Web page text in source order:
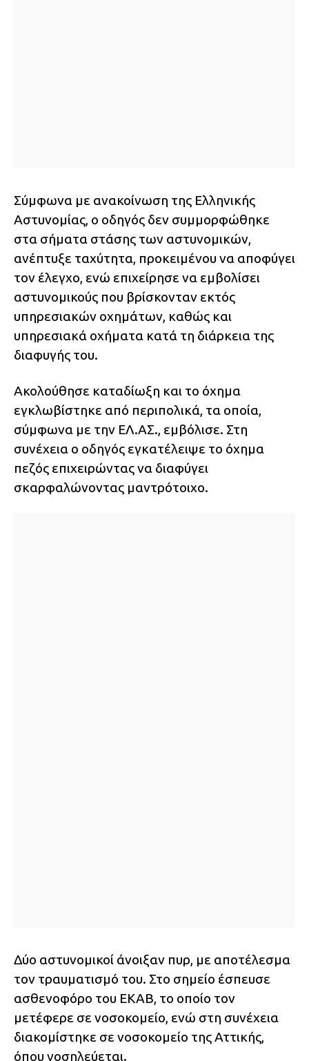
Σύμφωνα με ανακοίνωση της Ελληνικής
Αστυνομίας, ο οδηγός δεν συμμορφώθηκε
στα σήματα στάσης των αστυνομικών,
ανέπτυξε ταχύτητα, προκειμένου να αποφύγει
τον έλεγχο, ενώ επιχείρησε να εμβολίσει
αστυνομικούς που βρίσκονταν εκτός
υπηρεσιακών οχημάτων, καθώς και
υπηρεσιακά οχήματα κατά τη διάρκεια της
διαφυγής του.
Ακολούθησε καταδίωξη και το όχημα
εγκλωβίστηκε από περιπολικά, τα οποία,
σύμφωνα με την ΕΛ.ΑΣ., εμβόλισε. Στη
συνέχεια ο οδηγός εγκατέλειψε το όχημα
πεζός επιχειρώντας να διαφύγει
σκαρφαλώνοντας μαντρότοιχο.
Δύο αστυνομικοί άνοιξαν πυρ, με αποτέλεσμα
τον τραυματισμό του. Στο σημείο έσπευσε
ασθενοφόρο του ΕΚΑΒ, το οποίο τον
μετέφερε σε νοσοκομείο, ενώ στη συνέχεια
διακομίστηκε σε νοσοκομείο της Αττικής,
όπου νοσηλεύεται.